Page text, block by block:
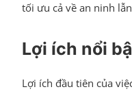
tối ưu cả về an ninh
Lợi ích nổi
Lợi ích đầu tiên của